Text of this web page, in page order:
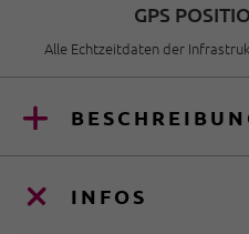
GPS
Alle Echtzeitdaten der
INFOS